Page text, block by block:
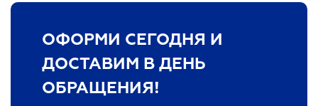
ОФОРМИ СЕГОДНЯ И
ДОСТАВИМ В ДЕНЬ
ОБРАЩЕНИЯ!